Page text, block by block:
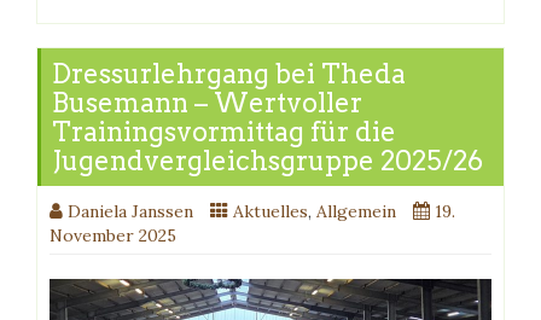
Dressurlehrgang bei Theda
Busemann – Wertvoller
Trainingsvormittag für die
Jugendvergleichsgruppe 2025/26
Daniela Janssen Aktuelles, Allgemein
19.
November 2025